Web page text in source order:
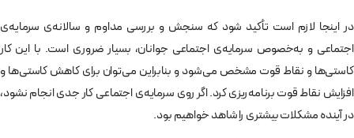
در اینجا لازم است تأکید شود كه سنجش و بررسی مداوم و سالانه‌ی سرمایه‌ی
اجتماعی و به‌خصوص سرمایه‌ی اجتماعی جوانان، بسیار ضروری است. با این کار
كاستی‌ها و نقاط قوت مشخص می‌شود و بنابراین می‌توان برای كاهش كاستی‌ها و
افزایش نقاط قوت برنامه‌ریزی کرد. اگر روی سرمايه‌ی اجتماعی كار جدی انجام نشود،
در آينده مشكلات بيشتری را شاهد خواهيم بود.